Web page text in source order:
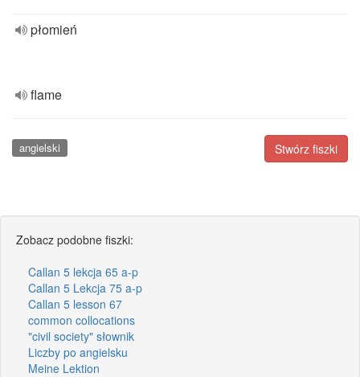
płomień
flame
Stwórz fiszki
angielski
Zobacz podobne fiszki:
Callan 5 lekcja 65 a-p
Callan 5 Lekcja 75 a-p
Callan 5 lesson 67
common collocations
"civil society" słownik
Liczby po angielsku
Meine Lektion